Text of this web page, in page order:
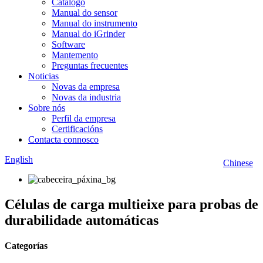
Catálogo
Manual do sensor
Manual do instrumento
Manual do iGrinder
Software
Mantemento
Preguntas frecuentes
Noticias
Novas da empresa
Novas da industria
Sobre nós
Perfil da empresa
Certificacións
Contacta connosco
Chinese
English
Células de carga multieixe para probas de
durabilidade automáticas
Categorías